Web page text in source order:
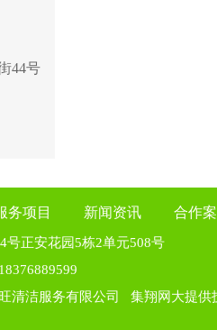
44号
务项目 新闻资讯 合作
号正安花园5栋2单元508号
清洁服务有限公司 集翔网大提供